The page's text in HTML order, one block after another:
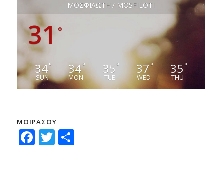
ΜΟΣΦΙΛΩΤΗ / MOSFILOTI
31 °
34°
SUN
34°
MON
35 °
TUE
37 °
WED
35°
THU
ΜΟΙΡΑΣΟΥ
Facebook
Twitter
Μοιραστείτε